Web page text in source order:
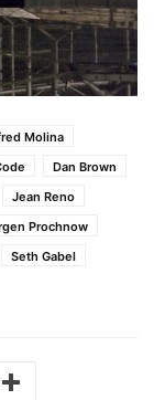
Molina
Dan Brown
Jean Reno
Prochnow
Seth Gabel